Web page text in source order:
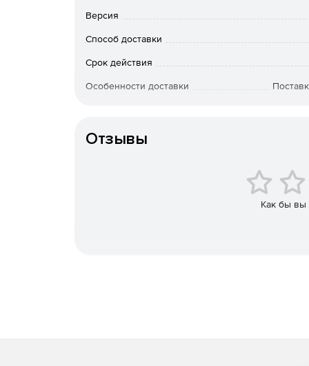
Тайм-менеджмент – работа с
доступными в клиентах, совместимых с
Совместный доступ к папкам электронной
Версия
Способ доставки
Срок действия
Особенности доставки
Отзывы
Как бы вы